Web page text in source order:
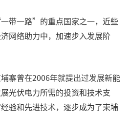
带一路”的重点国家之一，近些
网络助力中，加速步入发展阶
寨曾在2006年就提出过发展新能
光伏电力所需的投资和技术支
验和先进技术，逐步成为了柬埔